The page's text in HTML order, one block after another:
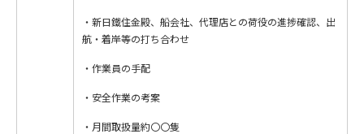
・新日鐵住金殿、船会社、代理店との荷役の進捗確認、出
航・着岸等の打ち合わせ
・作業員の手配
・安全作業の考案
・月間取扱量約〇〇隻